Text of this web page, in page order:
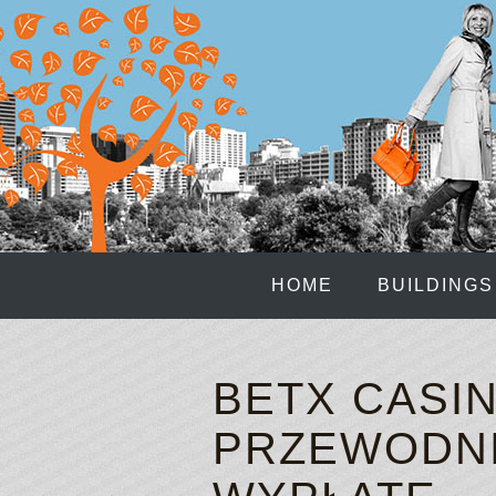
HOME BUILDINGS
BETX